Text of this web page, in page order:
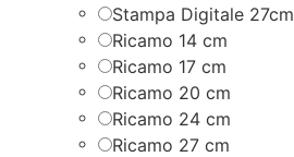
Stampa Digitale 27cm
Ricamo 14 cm
Ricamo 17 cm
Ricamo 20 cm
Ricamo 24 cm
Ricamo 27 cm